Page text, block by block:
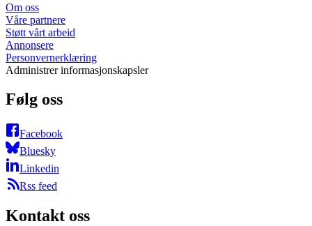
Om oss
Våre partnere
Støtt vårt arbeid
Annonsere
Personvernerklæring
Administrer informasjonskapsler
Følg oss
Facebook
Bluesky
Linkedin
Rss feed
Kontakt oss